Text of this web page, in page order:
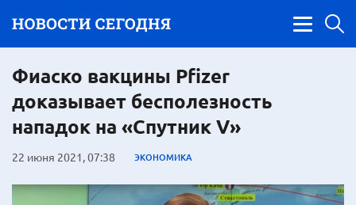
Фиаско вакцины Pfizer
доказывает бесполезность
нападок на «Спутник V»
22 июня 2021, 07:38 ЭКОНОМИКА